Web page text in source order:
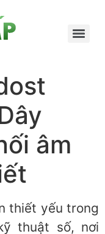
âm
thiết yếu trong
thuật số, nơi